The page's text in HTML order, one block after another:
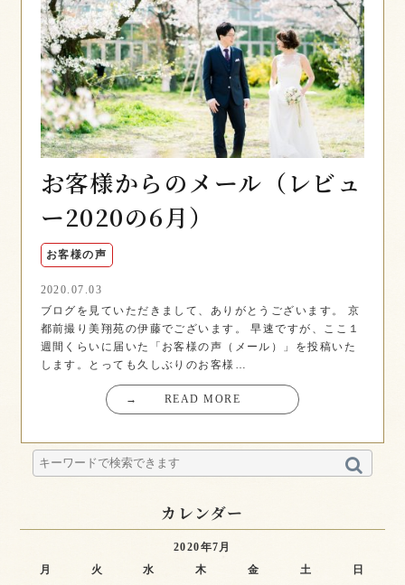
お客様からのメール（レビュ
ー2020の6月）
お客様の声
2020.07.03
ブログを見ていただきまして、ありがとうございます。 京
都前撮り美翔苑の伊藤でございます。 早速ですが、ここ１
週間くらいに届いた「お客様の声（メール）」を投稿いた
します。とっても久しぶりのお客様…
→ READ MORE
カレンダー
2020年7月
月
火 水 木 金 土 日